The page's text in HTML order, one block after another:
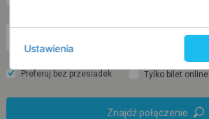
Preferuj bez przesiadek Tylko bilet online
Znajdź połączenie
Ustawienia